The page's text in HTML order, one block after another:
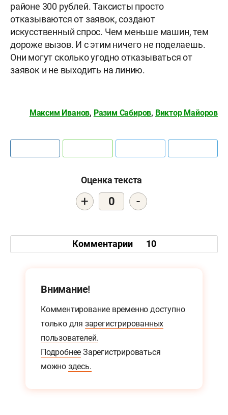
районе 300 рублей. Таксисты просто
отказываются от заявок, создают
искусственный спрос. Чем меньше машин, тем
дороже вызов. И с этим ничего не поделаешь.
Они могут сколько угодно отказываться от
заявок и не выходить на линию.
Максим Иванов, Разим Сабиров, Виктор Майоров
Оценка текста
+ 0 -
Комментарии 10
Внимание!
Комментирование временно доступно
только для зарегистрированных
пользователей.
Подробнее Зарегистрироваться
можно здесь.